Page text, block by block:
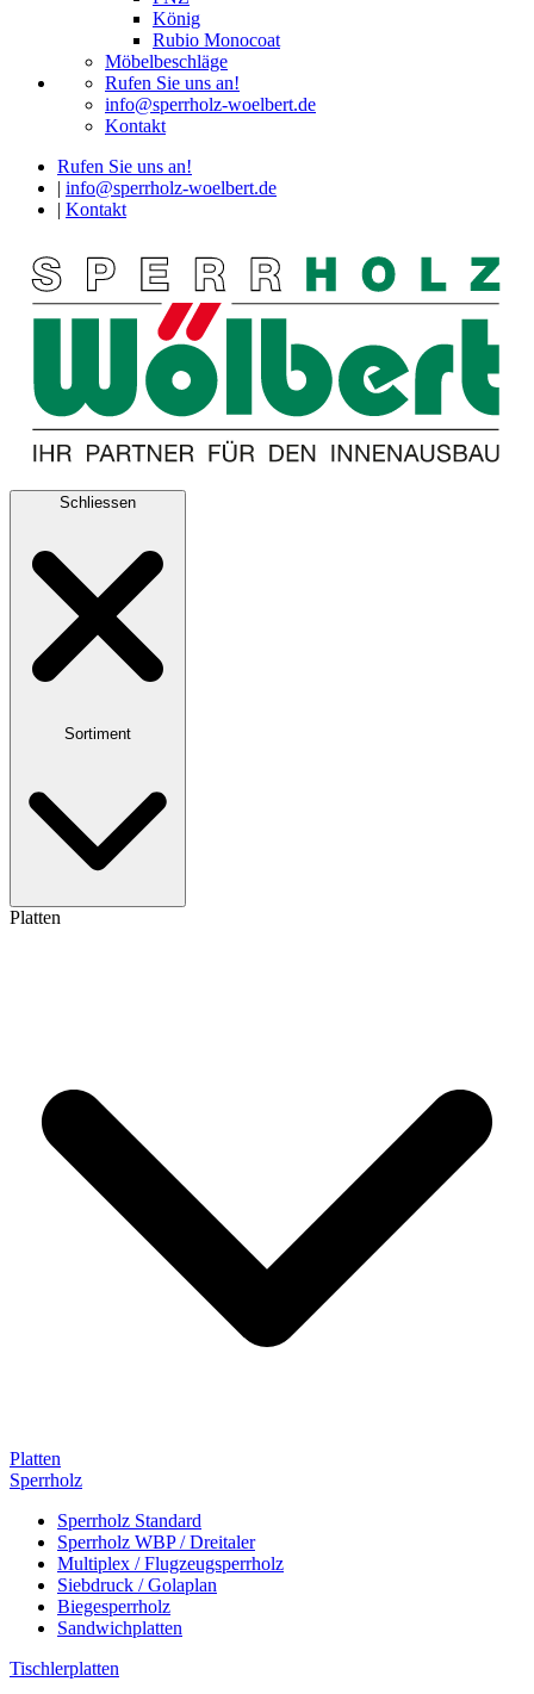
König
Rubio Monocoat
Möbelbeschläge
Rufen Sie uns an!
info@sperrholz-woelbert.de
Kontakt
Rufen Sie uns an!
info@sperrholz-woelbert.de
Kontakt
Schliessen
Sortiment
Platten
Platten
Sperrholz
Sperrholz Standard
Sperrholz WBP / Dreitaler
Multiplex / Flugzeugsperrholz
Siebdruck / Golaplan
Biegesperrholz
Sandwichplatten
Tischlerplatten